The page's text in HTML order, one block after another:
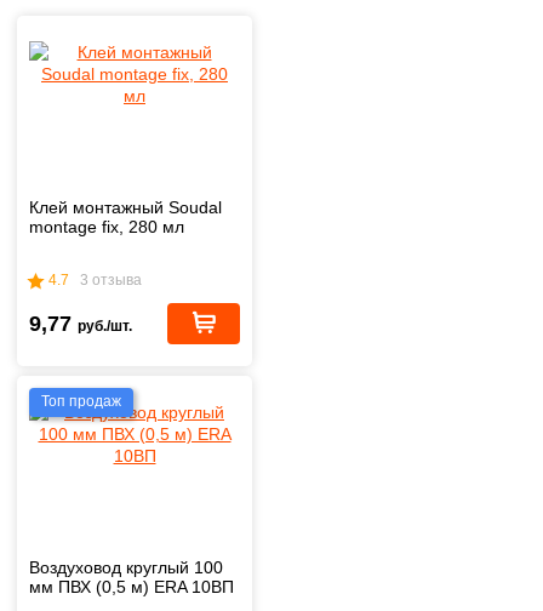
Клей монтажный Soudal
montage fix, 280 мл
4.7 3 отзыва
9,77 руб./шт.
Топ продаж
Воздуховод круглый 100
мм ПВХ (0,5 м) ERA 10ВП